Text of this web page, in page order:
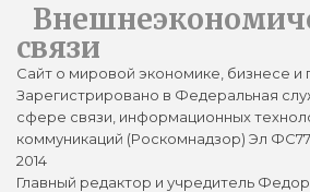
связи
Сайт о мировой экономике, бизнесе и
Зарегистрировано в Федеральная
сфере связи, информационных
коммуникаций (Роскомнадзор) Эл
2014
Главный редактор и учредитель